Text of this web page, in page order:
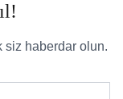
siz haberdar olun.